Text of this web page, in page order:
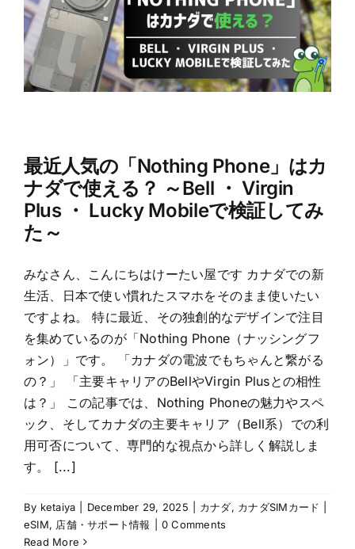
最近人気の「Nothing Phone」はカ
ナダで使える？ ～Bell ・ Virgin
Plus ・ Lucky Mobileで検証してみ
た～
みなさん、こんにちはけーたい屋です カナダでの新
生活、日本で使い慣れたスマホをそのまま使いたい
ですよね。 特に最近、その独創的なデザインで注目
を集めているのが「Nothing Phone（ナッシングフ
ォン）」です。 「カナダの電波でもちゃんと繋がる
の？」 「主要キャリアのBellやVirgin Plusとの相性
は？」 この記事では、Nothing Phoneの魅力やスペ
ック、そしてカナダの主要キャリア（Bell系）での利
用可否について、専門的な視点から詳しく解説しま
す。 [...]
By ketaiya December 29, 2025 カナダ, カナダSIMカード |
eSIM, 店舗・サポート情報
0 Comments
Read More